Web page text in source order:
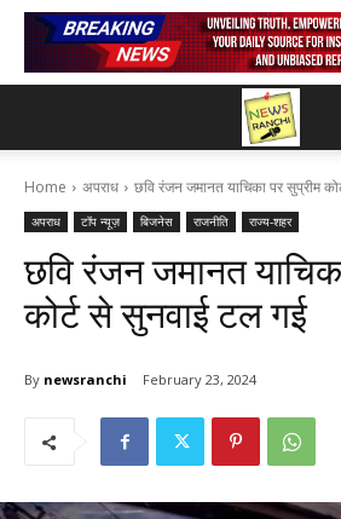
Home अपराध छवि रंजन जमानत याचिका पर सुप्रीम
अपराध टॉप न्यूज़ बिजनेस राजनीति राज्य-शहर
छवि रंजन जमानत
कोर्ट से सुनवाई टल गई
By newsranchi February 23, 2024